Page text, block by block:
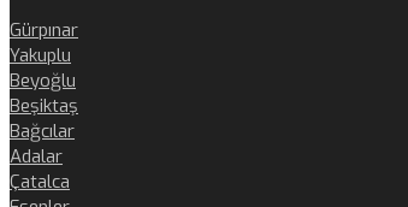
Gürpınar
Yakuplu
Beyoğlu
Beşiktaş
Bağcılar
Adalar
Çatalca